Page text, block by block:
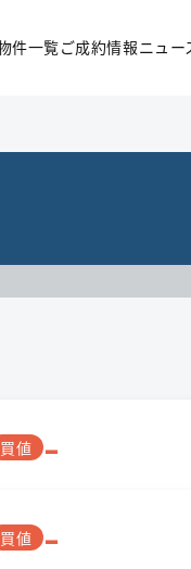
件一覧ご成約情報ニュー
買値 -
買値 -